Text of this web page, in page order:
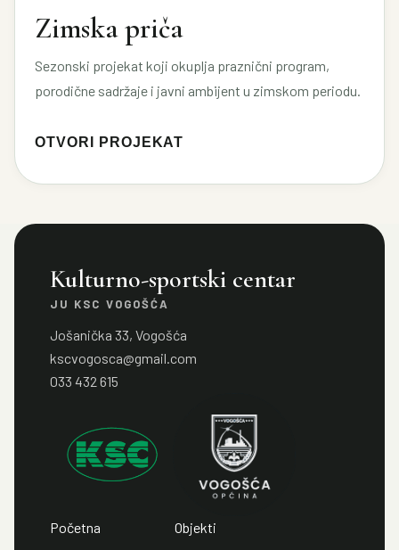
Zimska priča
Sezonski projekat koji okuplja praznični program,
porodične sadržaje i javni ambijent u zimskom periodu.
OTVORI PROJEKAT
Kulturno-sportski centar
JU KSC VOGOŠĆA
Jošanička 33, Vogošća
kscvogosca@gmail.com
033 432 615
Početna Objekti